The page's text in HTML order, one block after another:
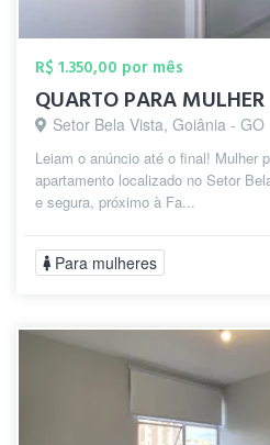
R$ 1.350,00 por mês
QUARTO PARA MULHER
Setor Bela Vista, Goiânia - GO
Leiam o anúncio até o final! Mulher
apartamento localizado no Setor
e segura, próximo à Fa...
Para mulheres